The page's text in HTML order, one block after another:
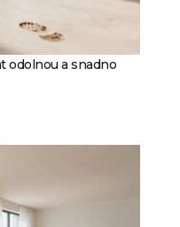
odolnou a snadno